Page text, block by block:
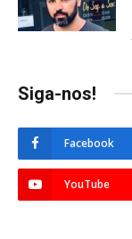
Siga-nos!
Facebook
YouTube